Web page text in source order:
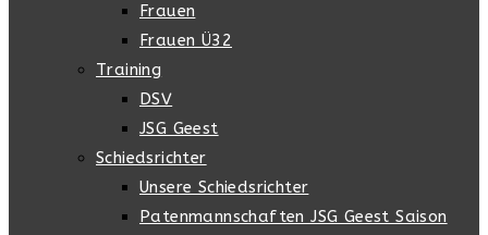
Frauen
Frauen Ü32
Training
DSV
JSG Geest
Schiedsrichter
Unsere Schiedsrichter
Patenmannschaften JSG Geest Saison